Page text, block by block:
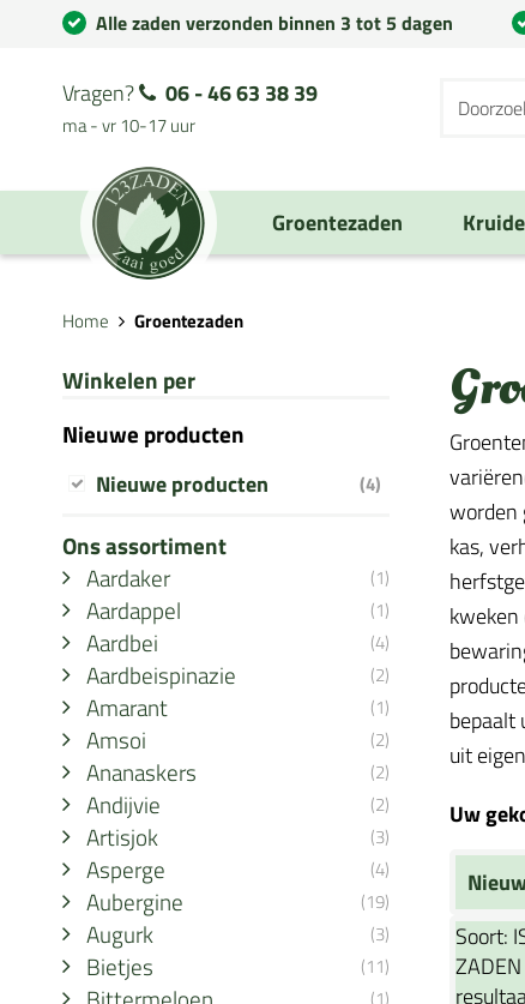
Alle zaden verzonden binnen 3 tot 5 dagen
Vragen? 06 - 46 63 38 39
ma - vr 10-17 uur
Groentezaden
Home Groentezaden
Winkelen per
Nieuwe producten
Nieuwe producten (4)
Ons assortiment
Aardaker
(1)
Aardappel (1)
Aardbei (4)
Aardbeispinazie (2)
Amarant (1)
Amsoi (2)
Ananaskers (2)
Andijvie (2)
Artisjok (3)
Asperge (4)
Aubergine (19)
Augurk (3)
Bietjes (11)
worden
kas,
bepaalt
uit
Uw
Soort: